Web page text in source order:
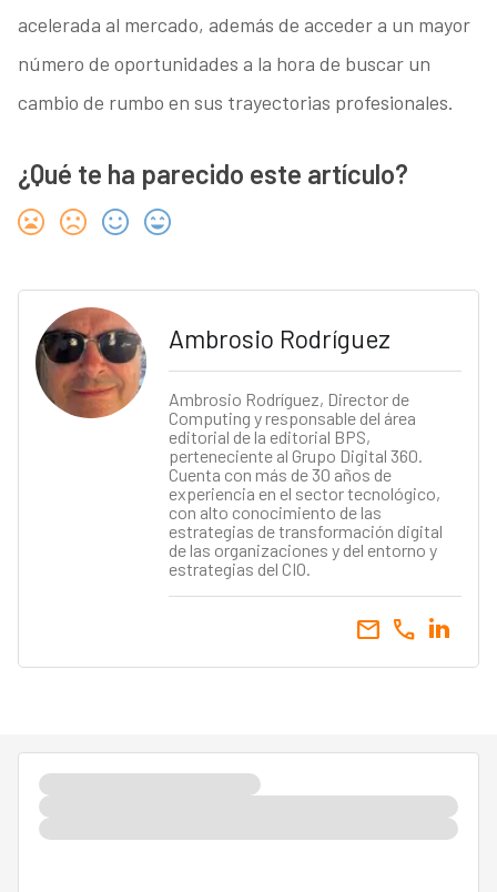
acelerada al mercado, además de acceder a un mayor
número de oportunidades a la hora de buscar un
cambio de rumbo en sus trayectorias profesionales.
¿Qué te ha parecido este artículo?
Ambrosio Rodríguez
Ambrosio Rodríguez, Director de
Computing y responsable del área
editorial de la editorial BPS,
perteneciente al Grupo Digital 360.
Cuenta con más de 30 años de
experiencia en el sector tecnológico,
con alto conocimiento de las
estrategias de transformación digital
de las organizaciones y del entorno y
estrategias del CIO.
call
email